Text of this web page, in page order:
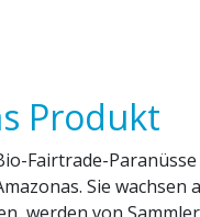
Produkt
Fairtrade-
Sie wachsen